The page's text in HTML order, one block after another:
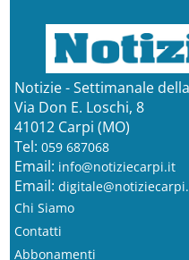
Notizie - Settimanale della
Via Don E. Loschi, 8
41012 Carpi (MO)
Tel: 059 687068
Email: info@notiziecarpi.it
Email:
Chi Siamo
Contatti
Abbonamenti